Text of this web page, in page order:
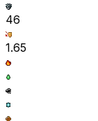
46
1.65